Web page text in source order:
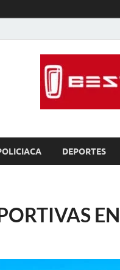
de libre expresión
DEPORTES